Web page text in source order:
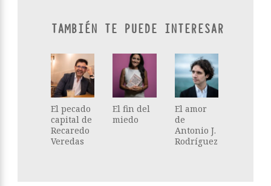
TAMBIÉN TE PUEDE INTERESAR
El pecado
capital de
Recaredo
Veredas
El fin del
miedo
El amor
de
Antonio J.
Rodríguez